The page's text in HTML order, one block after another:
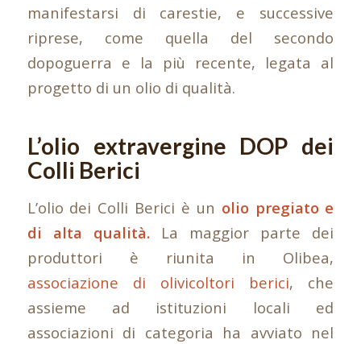
manifestarsi di carestie, e successive
riprese, come quella del secondo
dopoguerra e la più recente, legata al
progetto di un olio di qualità.
L’olio extravergine DOP dei
Colli Berici
L’olio dei Colli Berici è un olio pregiato e
di alta qualità.La maggior parte dei
produttori è riunita in Olibea,
associazione di olivicoltori berici, che
assieme ad istituzioni locali ed
associazioni di categoria ha avviato nel